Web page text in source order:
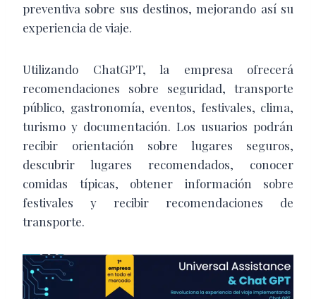
preventiva sobre sus destinos, mejorando así su
experiencia de viaje.
Utilizando ChatGPT, la empresa ofrecerá
recomendaciones sobre seguridad, transporte
público, gastronomía, eventos, festivales, clima,
turismo y documentación. Los usuarios podrán
recibir orientación sobre lugares seguros,
descubrir lugares recomendados, conocer
comidas típicas, obtener información sobre
festivales y recibir recomendaciones de
transporte.